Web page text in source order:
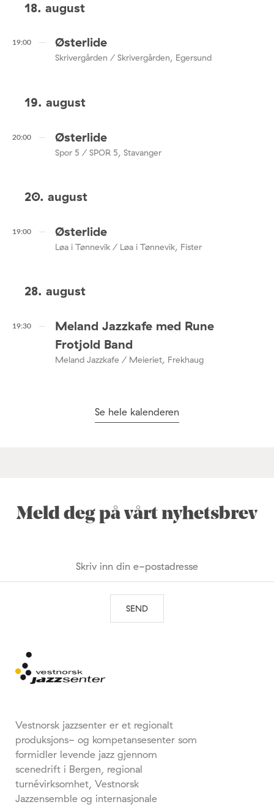
18. august
19:00 Østerlide
Skrivergården / Skrivergården, Egersund
19. august
20:00 Østerlide
Spor 5 / SPOR 5, Stavanger
20. august
19:00 Østerlide
Løa i Tønnevik / Løa i Tønnevik, Fister
28. august
19:30
Meland Jazzkafe med Rune
Frotjold Band
Meland Jazzkafe / Meieriet, Frekhaug
Se hele kalenderen
Meld deg på vårt nyhetsbrev
Vestnorsk jazzsenter er et regionalt
produksjons- og kompetansesenter som
formidler levende jazz gjennom
scenedrift i Bergen, regional
turnévirksomhet, Vestnorsk
Jazzensemble og internasjonale